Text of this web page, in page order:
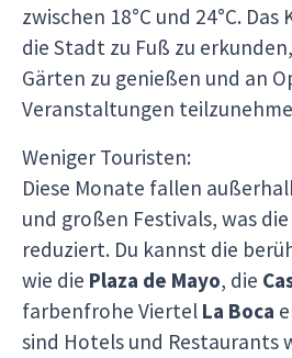
zwischen 18°C und 24°C.
die Stadt zu Fuß zu
Gärten zu genießen und an
Veranstaltungen
Weniger Touristen:
Diese Monate fallen
und großen Festivals, was
reduziert. Du kannst die
wie die Plaza de Mayo, die
farbenfrohe Viertel La Boca
sind Hotels und Restaurants